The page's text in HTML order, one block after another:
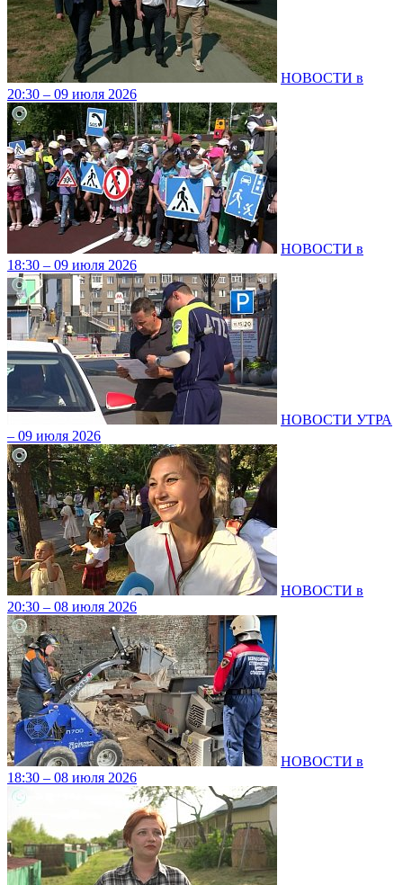
НОВОСТИ в
20:30 – 09 июля 2026
НОВОСТИ в
18:30 – 09 июля 2026
НОВОСТИ УТРА
– 09 июля 2026
НОВОСТИ в
20:30 – 08 июля 2026
НОВОСТИ в
18:30 – 08 июля 2026